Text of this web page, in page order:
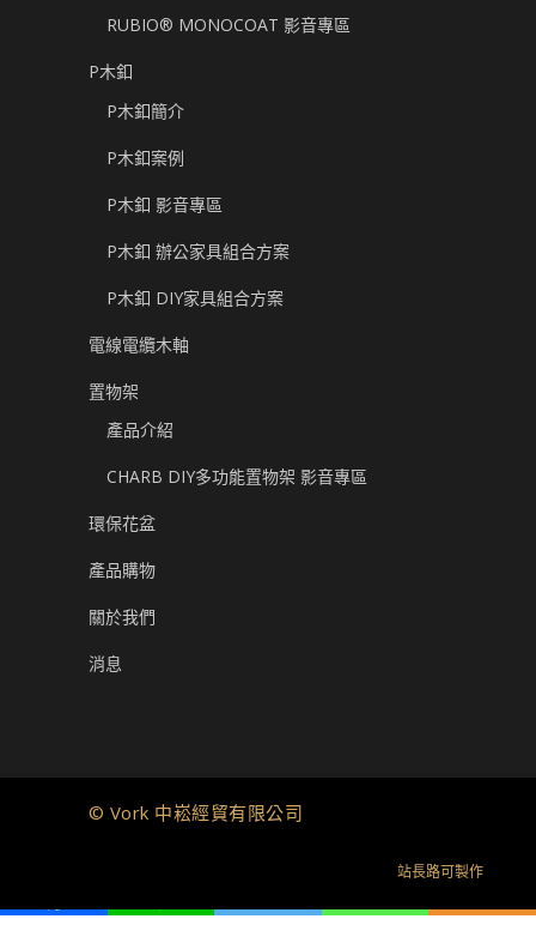
RUBIO® MONOCOAT 影音專區
P木釦
P木釦簡介
P木釦案例
P木釦 影音專區
P木釦 辦公家具組合方案
P木釦 DIY家具組合方案
電線電纜木軸
置物架
產品介紹
CHARB DIY多功能置物架 影音專區
環保花盆
產品購物
關於我們
消息
© Vork 中崧經貿有限公司
站長路可製作